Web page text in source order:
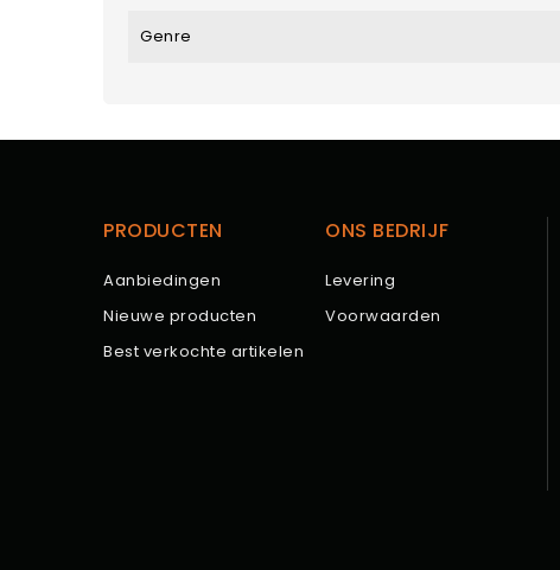
Genre
PRODUCTEN
Aanbiedingen
Nieuwe producten
Best verkochte artikelen
ONS BEDRIJF
Levering
Voorwaarden